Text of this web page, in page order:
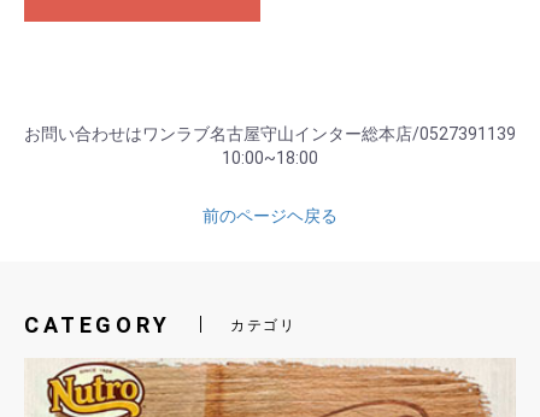
お問い合わせはワンラブ名古屋守山インター総本店/0527391139
10:00~18:00
前のページヘ戻る
CATEGORY カテゴリ